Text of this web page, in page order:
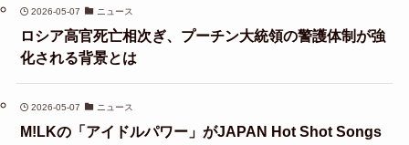
2026-05-07 ニュース
ロシア高官死亡相次ぎ、プーチン大統領の警護体制が強
化される背景とは
2026-05-07 ニュース
M!LKの「アイドルパワー」がJAPAN Hot Shot Songs